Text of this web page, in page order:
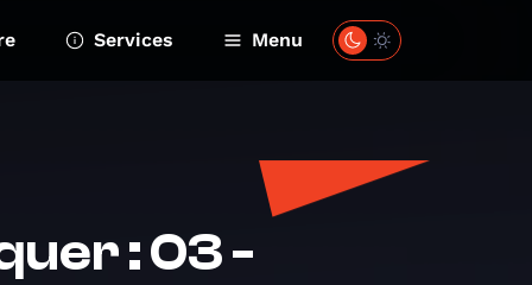
Services Menu
: 03 -